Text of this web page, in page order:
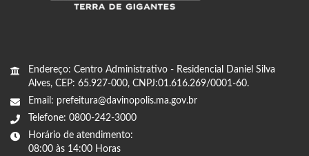
Endereço: Centro Administrativo - Residencial Daniel Silva
Alves, CEP: 65.927-000, CNPJ:01.616.269/0001-60.
Email: prefeitura@davinopolis.ma.gov.br
Telefone: 0800-242-3000
Horário de atendimento:
08:00 às 14:00 Horas